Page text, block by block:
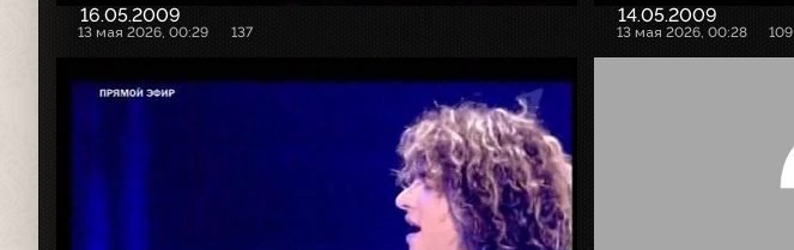
16.05.2009
13 мая 2026, 00:29 137
14.05.2009
13 мая 2026, 00:28 109